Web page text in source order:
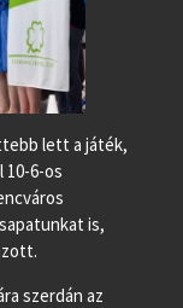
lett a játék,
6-os
is,
szerdán az